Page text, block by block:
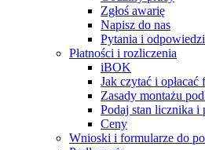
Zgłoś awarię
Napisz do nas
Pytania i odpowiedzi
Płatności i rozliczenia
iBOK
Jak czytać i opłacać
Zasady montażu
Podaj stan licznika i
Ceny
Wnioski i formularze do